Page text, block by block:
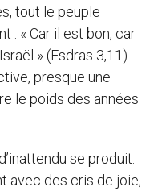
tout le peuple
: « Car il est bon, car
» (Esdras 3,11).
presque une
le poids des années
se produit.
avec des cris de joie,